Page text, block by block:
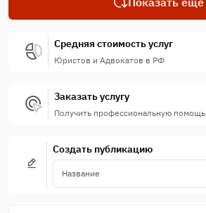
Средняя стоимость услуг
Юристов и Адвокатов в РФ
Заказать услугу
Получить профессиональную помощь
Создать публикацию